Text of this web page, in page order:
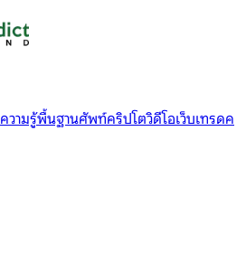
ความรู้พื้นฐานศัพท์คริปโตวิดีโอเว็บเทรดค